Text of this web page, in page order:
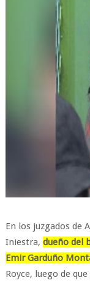
En los juzgados de
Iniestra, dueño del
Emir Garduño
Royce, luego de